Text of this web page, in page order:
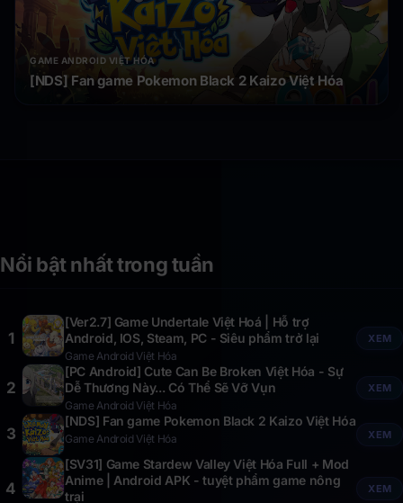
GAME ANDROID VIỆT HÓA
[NDS] Fan game Pokemon Black 2 Kaizo Việt Hóa
Nổi bật nhất trong tuần
1
[Ver2.7] Game Undertale Việt Hoá | Hỗ trợ
Android, IOS, Steam, PC - Siêu phẩm trở lại
Game Android Việt Hóa
XEM
2
[PC Android] Cute Can Be Broken Việt Hóa - Sự
Dễ Thương Này... Có Thể Sẽ Vỡ Vụn
Game Android Việt Hóa
XEM
3
[NDS] Fan game Pokemon Black 2 Kaizo Việt Hóa
Game Android Việt Hóa XEM
4
[SV31] Game Stardew Valley Việt Hóa Full + Mod
Anime | Android APK - tuyệt phẩm game nông
trại
XEM